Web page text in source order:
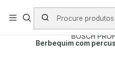
PORTES INCLUÍDOS EM
Início PRODUTOS
BOSCH
Berbequim com